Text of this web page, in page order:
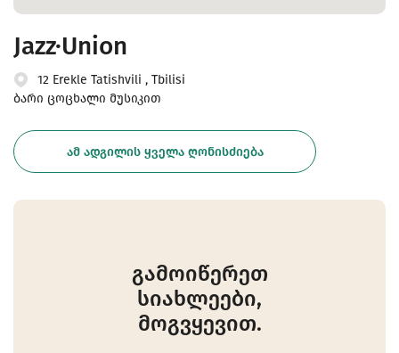
Jazz·Union
12 Erekle Tatishvili , Tbilisi
ბარი ცოცხალი მუსიკით
ᲐᲛ ᲐᲓᲒᲘᲚᲘᲡ ᲧᲕᲔᲚᲐ ᲦᲝᲜᲘᲡᲫᲘᲔᲑᲐ
გამოიწერეთ
სიახლეები,
მოგვყევით.